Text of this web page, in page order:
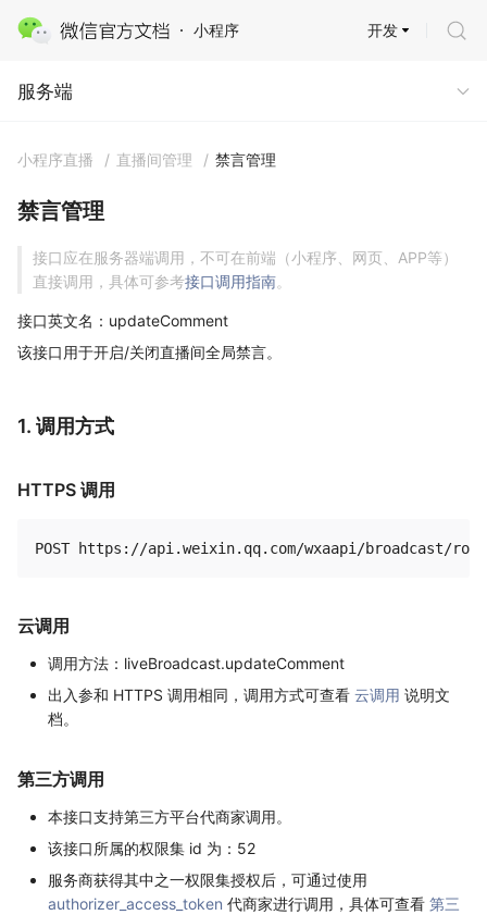
小程序
服务端
开发
服务端
小程序直播 / 直播间管理 / 禁言管理
禁言管理
接口应在服务器端调用，不可在前端（小程序、网页、APP等）
直接调用，具体可参考接口调用指南。
接口英文名：updateComment
该接口用于开启/关闭直播间全局禁言。
1. 调用方式
HTTPS 调用
云调用
调用方法：liveBroadcast.updateComment
出入参和 HTTPS 调用相同，调用方式可查看 云调用 说明文
档。
第三方调用
本接口支持第三方平台代商家调用。
该接口所属的权限集 id 为：52
服务商获得其中之一权限集授权后，可通过使用
authorizer_access_token 代商家进行调用，具体可查看 第三